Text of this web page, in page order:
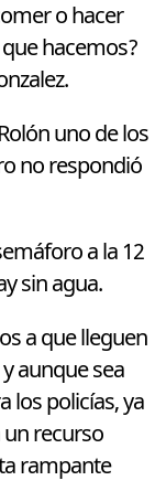
o hacer
hacemos?
uno de los
no respondió
a la 12
sin agua.
a que lleguen
aunque sea
los policías, ya
recurso
rampante